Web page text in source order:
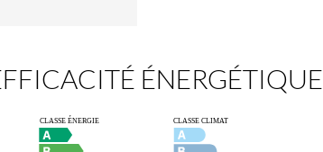
ÉNERGÉTIQUE